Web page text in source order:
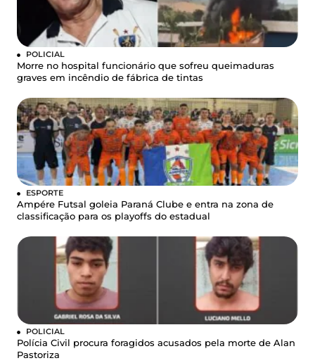
POLICIAL
Morre no hospital funcionário que sofreu queimaduras
graves em incêndio de fábrica de tintas
ESPORTE
Ampére Futsal goleia Paraná Clube e entra na zona de
classificação para os playoffs do estadual
POLICIAL
Polícia Civil procura foragidos acusados pela morte de Alan
Pastoriza